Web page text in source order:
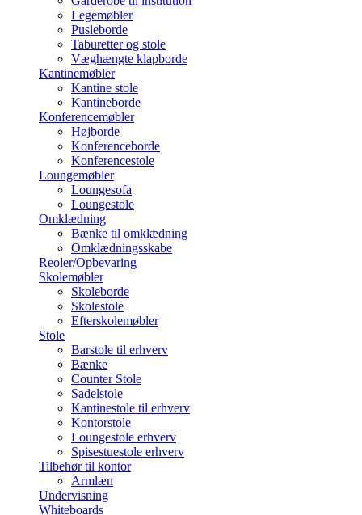
Legemøbler
Pusleborde
Taburetter og stole
Væghængte klapborde
Kantinemøbler
Kantine stole
Kantineborde
Konferencemøbler
Højborde
Konferenceborde
Konferencestole
Loungemøbler
Loungesofa
Loungestole
Omklædning
Bænke til omklædning
Omklædningsskabe
Reoler/Opbevaring
Skolemøbler
Skoleborde
Skolestole
Efterskolemøbler
Stole
Barstole til erhverv
Bænke
Counter Stole
Sadelstole
Kantinestole til erhverv
Kontorstole
Loungestole erhverv
Spisestuestole erhverv
Tilbehør til kontor
Armlæn
Undervisning
Whiteboards